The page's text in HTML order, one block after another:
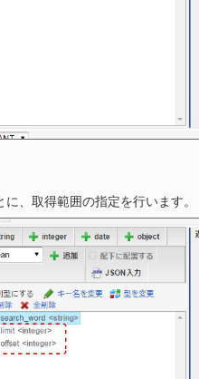
に、取得範囲の指定を行います。